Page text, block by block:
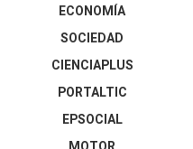
ECONOMÍA
SOCIEDAD
CIENCIAPLUS
PORTALTIC
EPSOCIAL